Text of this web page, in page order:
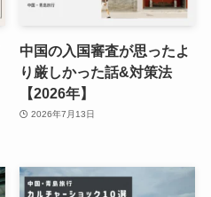
中国の入国審査が思ったよ
り厳しかった話&対策法
【2026年】
2026年7月13日